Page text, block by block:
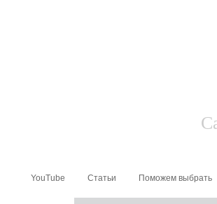
YouTube Статьи Поможем выбрать